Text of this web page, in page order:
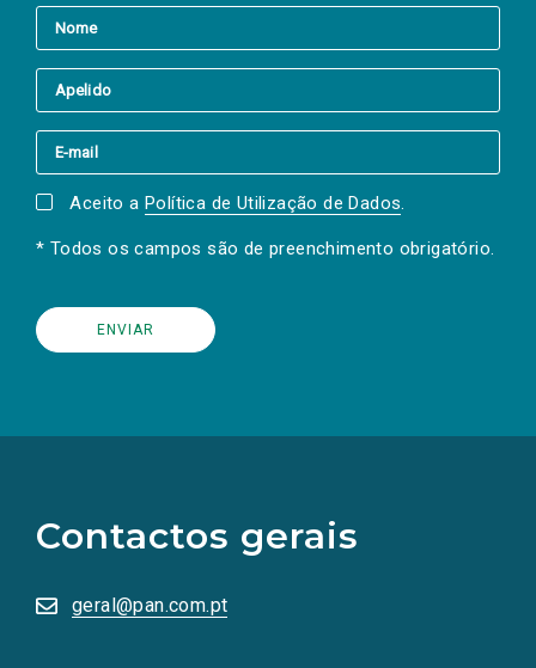
Aceito a Política de Utilização de Dados.
* Todos os campos são de preenchimento obrigatório.
Contactos gerais
geral@pan.com.pt
redes
sociais
numa
nova